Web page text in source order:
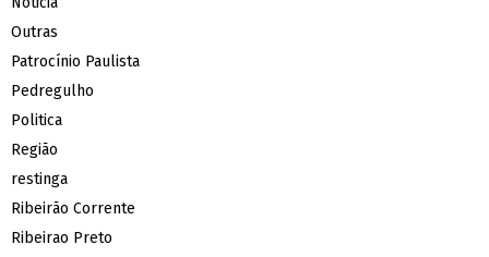
Outras
Patrocínio Paulista
Pedregulho
Politica
Região
restinga
Ribeirão Corrente
Ribeirao Preto